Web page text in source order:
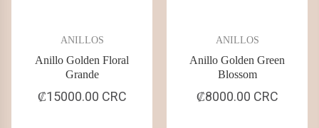
ANILLOS
Anillo Golden Floral
Grande
₡15000.00 CRC
ANILLOS
Anillo Golden Green
Blossom
₡8000.00 CRC